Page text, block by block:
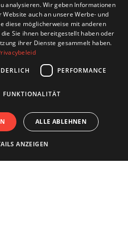
GERMAN
FRENCH
analysieren. Wir geben Informationen
auch an unsere Werbe- und
diese möglicherweise mit anderen
Sie ihnen bereitgestellt haben oder
ihrer Dienste gesammelt haben.
PERFORMANCE
FUNKTIONALITÄT
ALLE ABLEHNEN
ANZEIGEN